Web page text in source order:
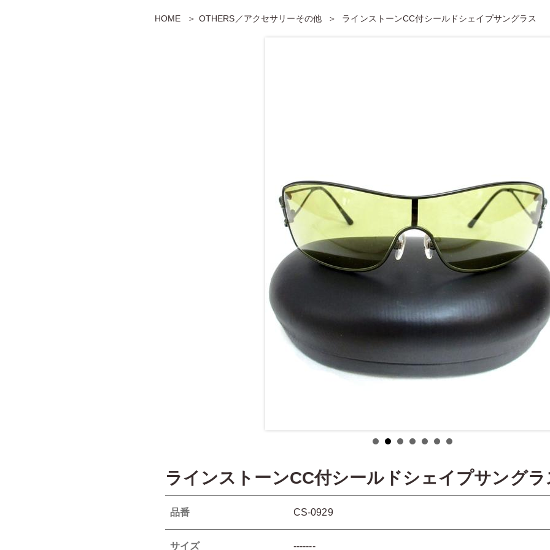
HOME OTHERS／アクセサリーその他 ラインストーンCC付シールドシェイプサングラス
ラインストーンCC付シールドシェイプサングラ
品番 CS-0929
サイズ -------